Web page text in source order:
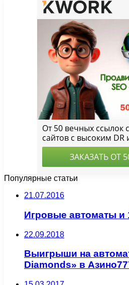
Популярные статьи
21.07.2016
Игровые автоматы и
22.09.2018
Выигрыши на
Diamonds» в